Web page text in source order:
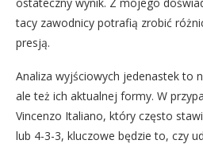
tacy zawodnicy potrafią zrobić
presją.
Analiza wyjściowych jedenastek to
ale też ich aktualnej formy. W
Vincenzo Italiano, który często
lub 4-3-3, kluczowe będzie to, czy